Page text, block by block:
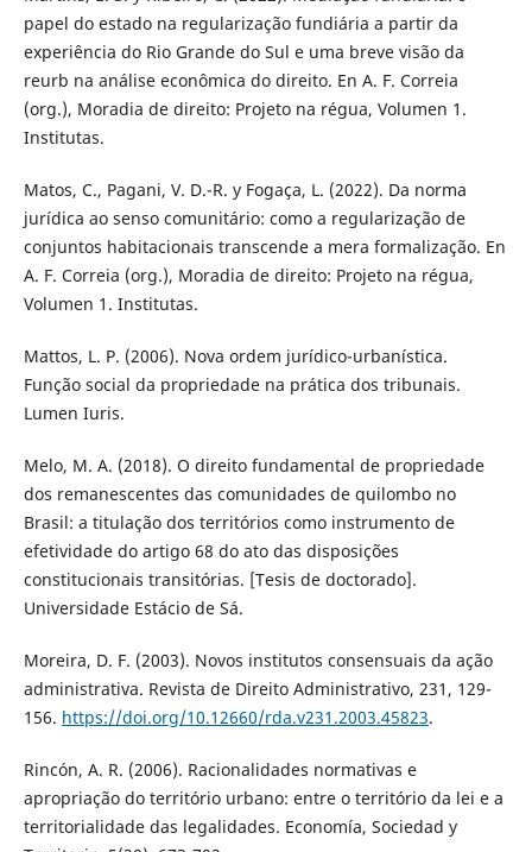
papel do estado na regularização fundiária a partir da
experiência do Rio Grande do Sul e uma breve visão da
reurb na análise econômica do direito. En A. F. Correia
(org.), Moradia de direito: Projeto na régua, Volumen 1.
Institutas.
Matos, C., Pagani, V. D.-R. y Fogaça, L. (2022). Da norma
jurídica ao senso comunitário: como a regularização de
conjuntos habitacionais transcende a mera formalização. En
A. F. Correia (org.), Moradia de direito: Projeto na régua,
Volumen 1. Institutas.
Mattos, L. P. (2006). Nova ordem jurídico-urbanística.
Função social da propriedade na prática dos tribunais.
Lumen Iuris.
Melo, M. A. (2018). O direito fundamental de propriedade
dos remanescentes das comunidades de quilombo no
Brasil: a titulação dos territórios como instrumento de
efetividade do artigo 68 do ato das disposições
constitucionais transitórias. [Tesis de doctorado].
Universidade Estácio de Sá.
Moreira, D. F. (2003). Novos institutos consensuais da ação
administrativa. Revista de Direito Administrativo, 231, 129-
156. https://doi.org/10.12660/rda.v231.2003.45823.
Rincón, A. R. (2006). Racionalidades normativas e
apropriação do território urbano: entre o território da lei e a
territorialidade das legalidades. Economía, Sociedad y